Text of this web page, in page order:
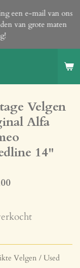
een e-mail van ons
van grote maten
Velgen
Alfa
14"
Velgen / Used